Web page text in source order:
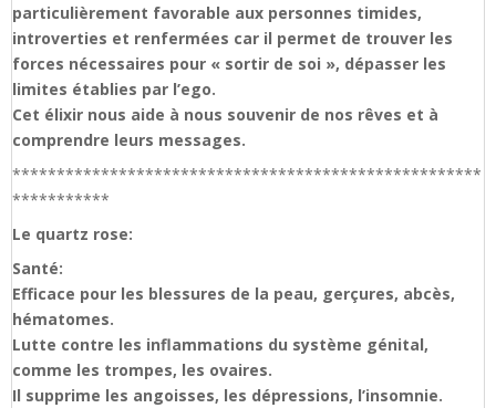
particulièrement favorable aux personnes timides,
introverties et renfermées car il permet de trouver les
forces nécessaires pour « sortir de soi », dépasser les
limites établies par l’ego.
Cet élixir nous aide à nous souvenir de nos rêves et à
comprendre leurs messages.
*****************************************************
***********
Le quartz rose:
Santé:
Efficace pour les blessures de la peau, gerçures, abcès,
hématomes.
Lutte contre les inflammations du système génital,
comme les trompes, les ovaires.
Il supprime les angoisses, les dépressions, l’insomnie.